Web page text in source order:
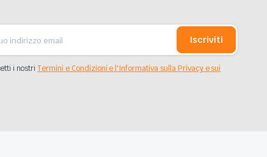
Iscriviti
i nostriTermini e Condizioni e l'Informativa sulla Privacy e sui